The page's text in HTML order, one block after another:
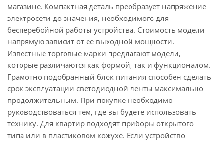
магазине. Компактная деталь преобразует напряжение
электросети до значения, необходимого для
бесперебойной работы устройства. Стоимость модели
напрямую зависит от ее выходной мощности.
Известные торговые марки предлагают модели,
которые различаются как формой, так и функционалом.
Грамотно подобранный блок питания способен сделать
срок эксплуатации светодиодной ленты максимально
продолжительным. При покупке необходимо
руководствоваться тем, где вы будете использовать
технику. Для квартир подходят приборы открытого
типа или в пластиковом кожухе. Если устройство